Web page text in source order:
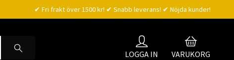
✔ Fri frakt över 1500 kr! ✔ Snabb leverans! ✔ Nöjda kunder!
LOGGA IN VARUKORG